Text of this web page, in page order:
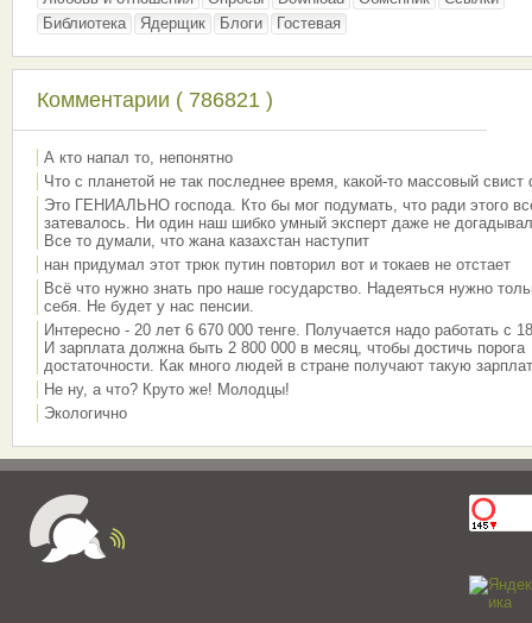
Библиотека
Ядерщик Блоги Гостевая
Комментарии ( 786821 )
А кто напал то, непонятно
Что с планетой не так последнее время, какой-то массовый свист
Это ГЕНИАЛЬНО господа. Кто бы мог подумать, что ради этого
затевалось. Ни один наш шибко умный эксперт даже не
Все то думали, что жана казахстан наступит
нан придумал этот трюк путин повторил вот и токаев не отстает
Всё что нужно знать про наше государство. Надеяться нужно
себя. Не будет у нас пенсии.
Интересно - 20 лет 6 670 000 тенге. Получается надо работать с
И зарплата должна быть 2 800 000 в месяц, чтобы достичь порога
достаточности. Как много людей в стране получают такую
Не ну, а что? Круто же! Молодцы!
Экологично